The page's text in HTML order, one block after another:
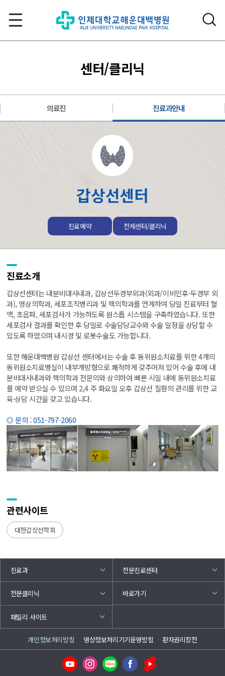
센터/클리닉
의료진 진료과안내
갑상선센터
진료예약 전체센터/클리닉
진료소개
갑상선센터는 내분비대사내과, 갑상선두경부외과(외과/이비인후-두경부 외
과), 영상의학과, 세포조직병리과 및 핵의학과를 연계하여 당일 진료부터 혈
액, 초음파, 세포검사가 가능하도록 원스톱 시스템을 구축하였습니다. 또한
세포검사 결과를 확인한 후 당일로 수술담당교수와 수술 일정을 상담할 수
있도록 하였으며 내시경 및 로봇수술도 가능합니다.
또한 해운대백병원 갑상선 센터에서는 수술 후 동위원소치료를 위한 4개의
동위원소치료병실이 내부개방형으로 쾌적하게 갖추어져 있어 수술 후에 내
분비대사내과와 핵의학과 전문의와 상의하여 빠른 시일 내에 동위원소치료
를 예약 받으실 수 있으며 2,4 주 화요일 오후 갑상선 질환의 관리를 위한 교
육·상담 시간을 갖고 있습니다.
◎ 문의 : 051-797-2060
관련사이트
대한갑상선학회
진료과 전문진료센터
전문클리닉 바로가기
패밀리 사이트
개인정보처리방침 영상정보처리기기운영방침 환자권리장전